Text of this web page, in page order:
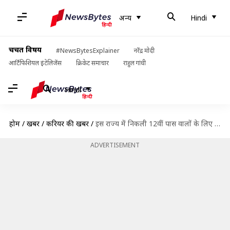
अन्य Hindi
चर्चित विषय #NewsBytesExplainer
नरेंद्र मोदी
आर्टिफिशियल इंटेलिजेंस
क्रिकेट समाचार राहुल गांधी
Hindi
होम / खबरें / करियर की खबरें / इस राज्य में निकली 12वीं पास वालों के लिए बंपर भर्ती, जल्द करें आवेदन
ADVERTISEMENT